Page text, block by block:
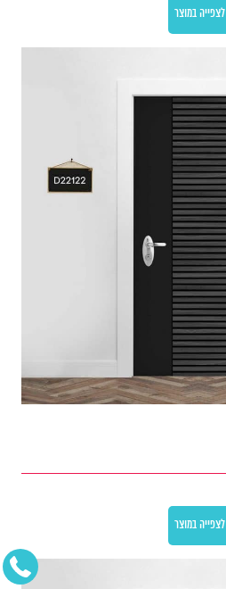
לצפייה במוצר
לצפייה במוצר